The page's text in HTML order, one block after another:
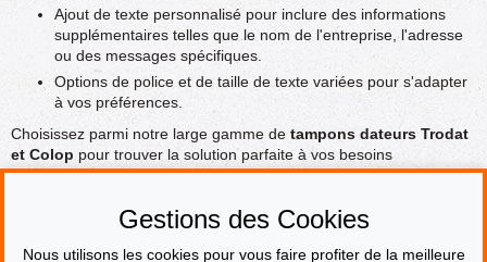
Ajout de texte personnalisé pour inclure des informations
supplémentaires telles que le nom de l'entreprise, l'adresse
ou des messages spécifiques.
Options de police et de taille de texte variées pour s'adapter
à vos préférences.
Choisissez parmi notre large gamme de tampons dateurs Trodat
et Colop pour trouver la solution parfaite à vos besoins
d'impression. Que vous ayez besoin d'un tampon rectangulaire,
sont conçus pour offrir durabilité, facilité d'utilisation et
Gestions des Cookies
Nous utilisons les cookies pour vous faire profiter de la meilleure